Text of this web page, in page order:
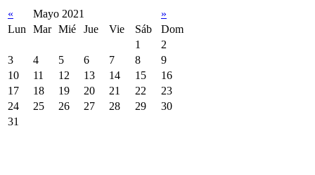
« Mayo 2021
»
Lun
Mar Mié Jue Vie Sáb
Dom
1
2
3
4 5 6 7 8
9
10
11 12 13 14 15
16
17
18 19 20 21 22
23
24
25 26 27 28 29
30
31